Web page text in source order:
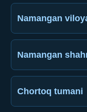
Namangan
Namangan
Chortoq tumani